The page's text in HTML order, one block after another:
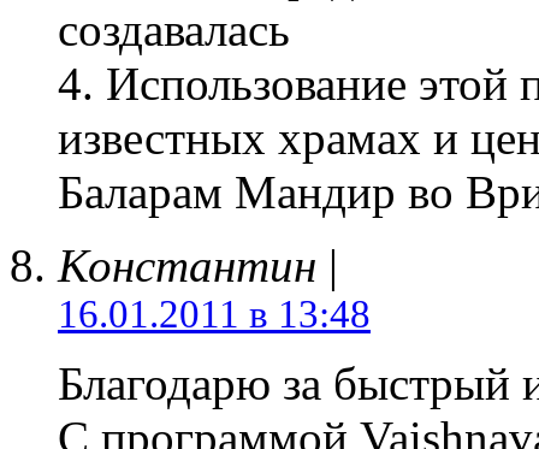
создавалась
4. Использование
известных храмах и
Баларам Мандир во
Константин |
16.01.2011 в 13:48
Благодарю за быстрый
С программой